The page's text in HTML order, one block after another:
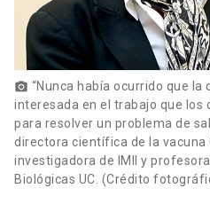
photo_camera “Nunca había ocurrido que
interesada en el trabajo que
para resolver un problema de
directora científica de la vacuna
investigadora de IMII y
Biológicas UC. (Crédito